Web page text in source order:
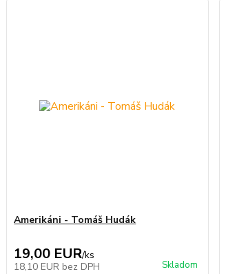
Amerikáni - Tomáš Hudák
19,00 EUR/ks
18,10 EUR bez DPH Skladom